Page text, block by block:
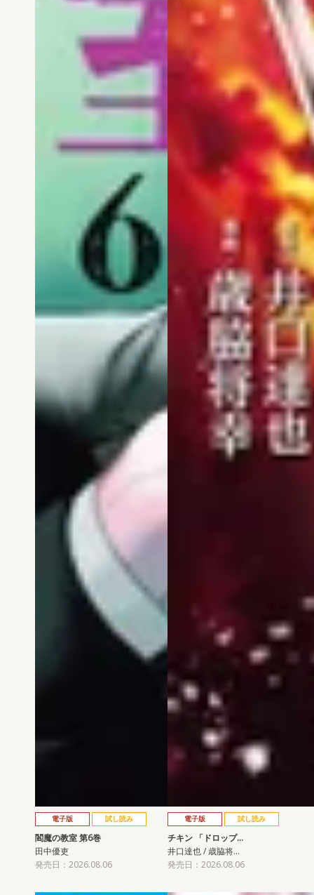
電子版 試し読み
閻魔の教室 第6巻
田中優吏
発売日：2026.08.06
電子版 試し読み
チキン 「ドロップ…
井口達也 / 歳脇将…
発売日：2026.08.06